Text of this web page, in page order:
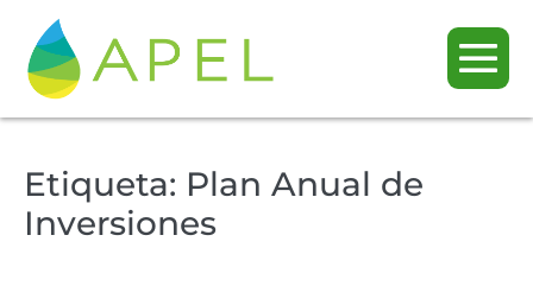
Etiqueta: Plan Anual de
Inversiones